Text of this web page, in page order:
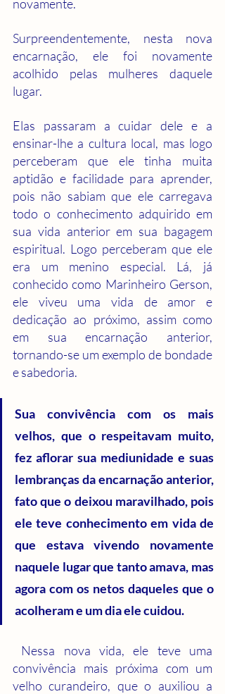
novamente.
Surpreendentemente, nesta nova
encarnação, ele foi novamente
acolhido pelas mulheres daquele
lugar.
Elas passaram a cuidar dele e a
ensinar-lhe a cultura local, mas logo
perceberam que ele tinha muita
aptidão e facilidade para aprender,
pois não sabiam que ele carregava
todo o conhecimento adquirido em
sua vida anterior em sua bagagem
espiritual. Logo perceberam que ele
era um menino especial. Lá, já
conhecido como Marinheiro Gerson,
ele viveu uma vida de amor e
dedicação ao próximo, assim como
em sua encarnação anterior,
tornando-se um exemplo de bondade
e sabedoria.
Sua convivência com os mais
velhos, que o respeitavam muito,
fez aflorar sua mediunidade e suas
lembranças da encarnação anterior,
fato que o deixou maravilhado, pois
ele teve conhecimento em vida de
que estava vivendo novamente
naquele lugar que tanto amava, mas
agora com os netos daqueles que o
acolheram e um dia ele cuidou.
convivência mais próxima com um
velho curandeiro, que o auxiliou a